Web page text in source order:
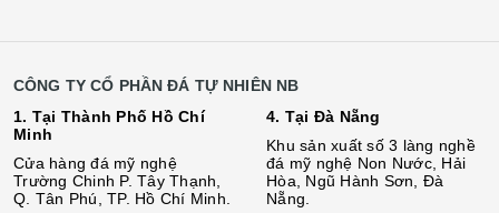
CÔNG TY CỔ PHẦN ĐÁ TỰ NHIÊN NB
1. Tại Thành Phố Hồ Chí
Minh
Cửa hàng đá mỹ nghệ
Trường Chinh P. Tây Thạnh,
Q. Tân Phú, TP. Hồ Chí Minh.
4. Tại Đà Nẵng
Khu sản xuất số 3 làng nghề
đá mỹ nghệ Non Nước, Hải
Hòa, Ngũ Hành Sơn, Đà
Nẵng.